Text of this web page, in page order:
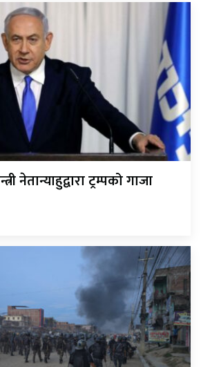
नेतान्याहुद्वारा ट्रम्पको गाजा